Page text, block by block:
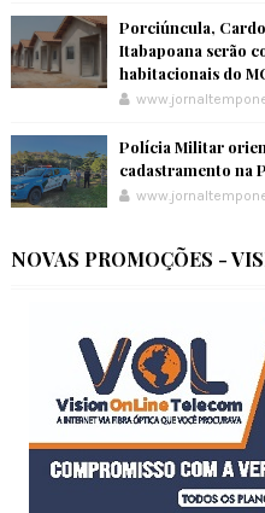
Porciúncula,
Itabapoana serão
habitacionais do
Polícia Militar
cadastramento na
NOVAS PROMOÇÕES -